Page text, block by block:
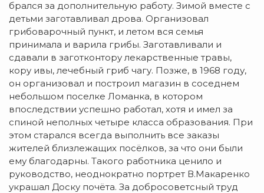
брался за дополнительную работу. Зимой вместе с
детьми заготавливал дрова. Организовал
грибоварочный пункт, и летом вся семья
принимала и варила грибы. Заготавливали и
сдавали в заготконтору лекарственные травы,
кору ивы, лечебный гриб чагу. Позже, в 1968 году,
он организовал и построил магазин в соседнем
небольшом поселке Ломанка, в котором
впоследствии успешно работал, хотя и имел за
спиной неполных четыре класса образования. При
этом старался всегда выполнить все заказы
жителей близлежащих посёлков, за что они были
ему благодарны. Такого работника ценило и
руководство, неоднократно портрет В.Макаренко
украшал Доску почёта. За добросоветсный труд